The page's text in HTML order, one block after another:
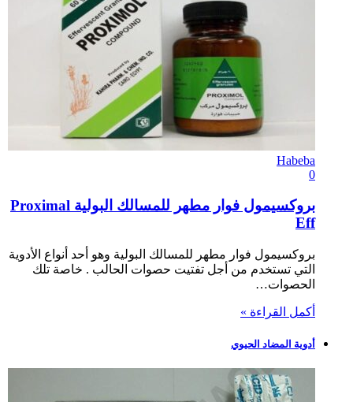
Habeba
0
بروكسيمول فوار مطهر للمسالك البولية Proximal
Eff
بروكسيمول فوار مطهر للمسالك البولية وهو أحد أنواع الأدوية
التي تستخدم من أجل تفتيت حصوات الحالب . خاصة تلك
الحصوات…
أكمل القراءة »
أدوية المضاد الحيوي